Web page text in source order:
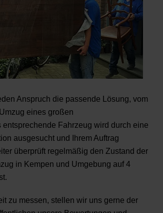
Anspruch die passende Lösung, vom
eines großen
Fahrzeug wird durch eine
ausgesucht und Ihrem Auftrag
überprüft regelmäßig den Zustand der
in Kempen und Umgebung auf 4
zu messen, stellen wir uns gerne der